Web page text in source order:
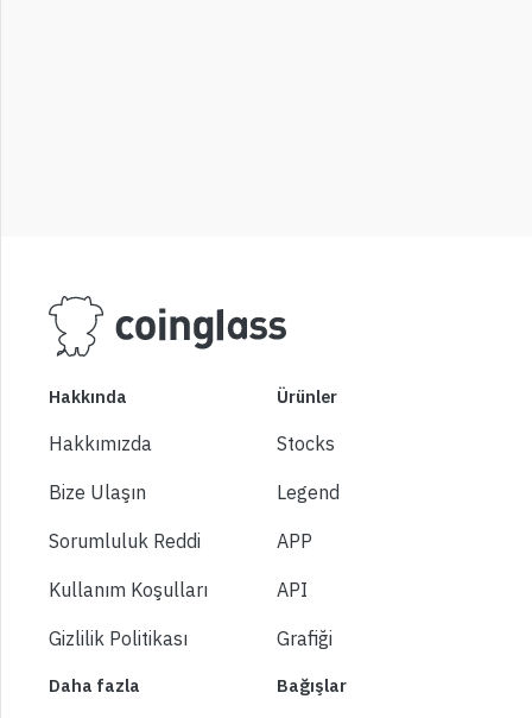
Hakkında
Hakkımızda
Bize Ulaşın
Sorumluluk Reddi
Kullanım Koşulları
Gizlilik Politikası
Ürünler
Stocks
Legend
APP
API
Grafiği
Daha fazla Bağışlar